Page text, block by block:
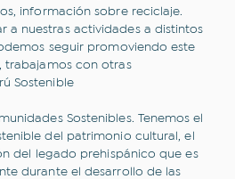
información sobre reciclaje.
a nuestras actividades a distintos
seguir promoviendo este
trabajamos con otras
Sostenible
Sostenibles. Tenemos el
del patrimonio cultural, el
del legado prehispánico que es
durante el desarrollo de las